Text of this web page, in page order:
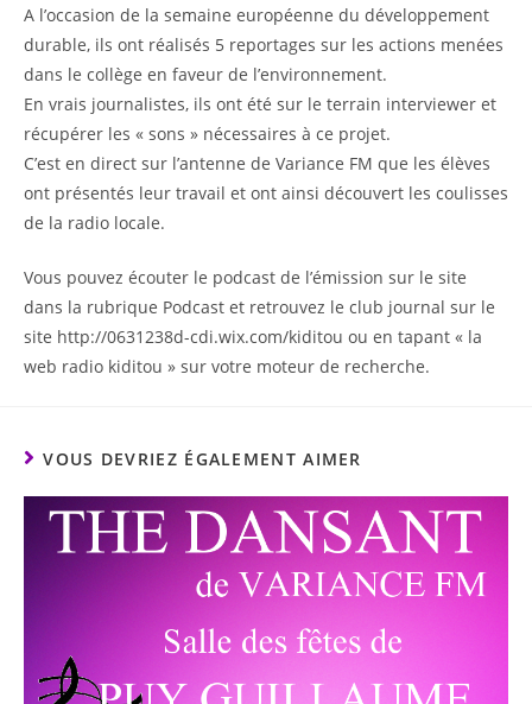
A l’occasion de la semaine européenne du développement
durable, ils ont réalisés 5 reportages sur les actions menées
dans le collège en faveur de l’environnement.
En vrais journalistes, ils ont été sur le terrain interviewer et
récupérer les « sons » nécessaires à ce projet.
C’est en direct sur l’antenne de Variance FM que les élèves
ont présentés leur travail et ont ainsi découvert les coulisses
de la radio locale.
Vous pouvez écouter le podcast de l’émission sur le site
dans la rubrique Podcast et retrouvez le club journal sur le
site http://0631238d-cdi.wix.com/kiditou ou en tapant « la
web radio kiditou » sur votre moteur de recherche.
VOUS DEVRIEZ ÉGALEMENT AIMER